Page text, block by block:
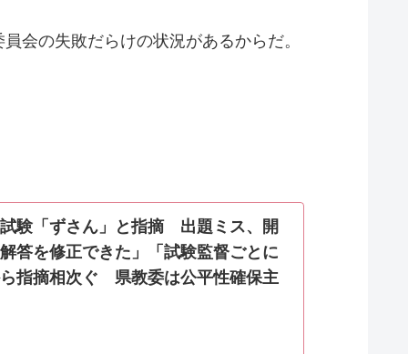
会の失敗だらけの状況があるからだ。
試験「ずさん」と指摘 出題ミス、開
答を修正できた」「試験監督ごとに
指摘相次ぐ 県教委は公平性確保主